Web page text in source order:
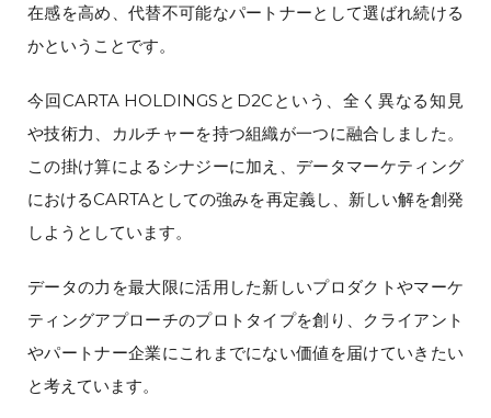
在感を高め、代替不可能なパートナーとして選ばれ続ける
かということです。
今回CARTA HOLDINGSとD2Cという、全く異なる知見
や技術力、カルチャーを持つ組織が一つに融合しました。
この掛け算によるシナジーに加え、データマーケティング
におけるCARTAとしての強みを再定義し、新しい解を創発
しようとしています。
データの力を最大限に活用した新しいプロダクトやマーケ
ティングアプローチのプロトタイプを創り、クライアント
やパートナー企業にこれまでにない価値を届けていきたい
と考えています。